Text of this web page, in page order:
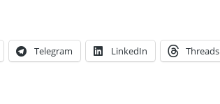
Telegram LinkedIn Threads